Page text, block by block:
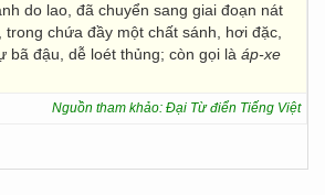
do lao, đã chuyển sang giai đoạn nát
trong chứa đầy một chất sánh, hơi đặc,
bã đậu, dễ loét thủng; còn gọi là áp-xe
Nguồn tham khảo: Đại Từ điển Tiếng Việt